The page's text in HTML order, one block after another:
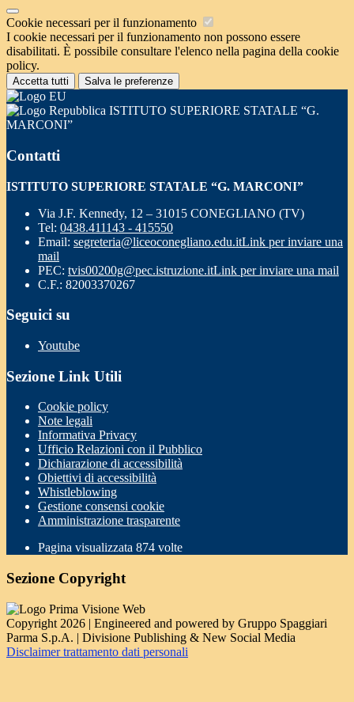
Cookie necessari per il funzionamento
I cookie necessari per il funzionamento non possono essere
disabilitati. È possibile consultare l'elenco nella pagina della cookie
policy.
Accetta tutti Salva le preferenze
ISTITUTO SUPERIORE STATALE “G.
MARCONI”
Contatti
ISTITUTO SUPERIORE STATALE “G. MARCONI”
Via J.F. Kennedy, 12 – 31015 CONEGLIANO (TV)
Tel: 0438.411143 - 415550
Email: segreteria@liceoconegliano.edu.itLink per inviare una
mail
PEC: tvis00200g@pec.istruzione.itLink per inviare una mail
C.F.: 82003370267
Seguici su
Youtube
Sezione Link Utili
Cookie policy
Note legali
Informativa Privacy
Ufficio Relazioni con il Pubblico
Dichiarazione di accessibilità
Obiettivi di accessibilità
Whistleblowing
Gestione consensi cookie
Amministrazione trasparente
Pagina visualizzata 874 volte
Sezione Copyright
Copyright 2026 | Engineered and powered by Gruppo Spaggiari
Parma S.p.A. | Divisione Publishing & New Social Media
Disclaimer trattamento dati personali